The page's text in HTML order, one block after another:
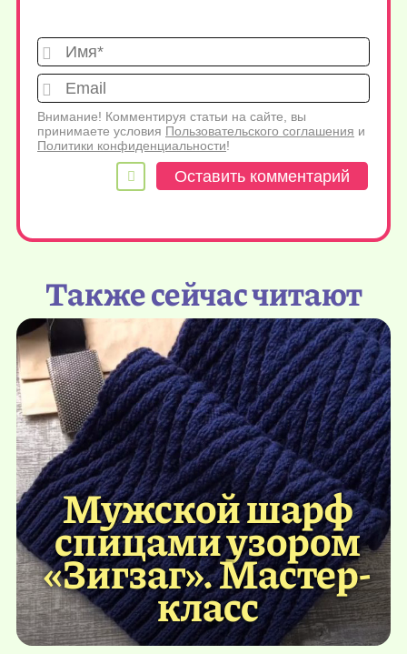
Имя*
Внимание! Комментируя статьи на сайте, вы
принимаете условия Пользовательского соглашения и
Политики конфиденциальности!
Также сейчас читают
Мужской шарф
спицами узором
«Зигзаг». Мастер-
класс